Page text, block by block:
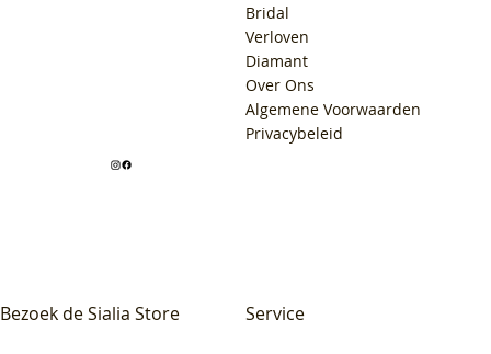
Bezoek de Sialia Store
Bridal
Verloven
Diamant
Over Ons
Algemene Voorwaarden
Privacybeleid
Service